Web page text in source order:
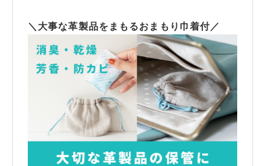
＼大事な革製品をまもるおまもり巾着付／